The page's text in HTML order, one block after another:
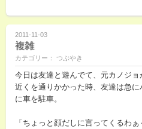
2011-11-03
複雑
カテゴリー： つぶやき
今日は友達と遊んでて、元カノジ
近くを通りかかった時、友達は急
に車を駐車。
「ちょっと顔だしに言ってくるわぁ